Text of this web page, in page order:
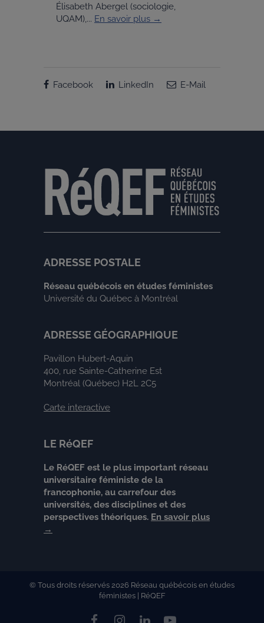
Élisabeth Abergel (sociologie,
UQAM),... En savoir plus →
Facebook LinkedIn E-Mail
ADRESSE POSTALE
Réseau québécois en études féministes
Université du Québec à Montréal
ADRESSE GÉOGRAPHIQUE
Pavillon Hubert-Aquin
400, rue Sainte-Catherine Est
Montréal (Québec) H2L 2C5
Carte interactive
LE RéQEF
Le RéQEF est le plus important réseau
universitaire féministe de la
francophonie, au carrefour des
universités, des disciplines et des
perspectives théoriques. En savoir plus
→
© Tous droits réservés 2026 Réseau québécois en études
féministes | RéQEF